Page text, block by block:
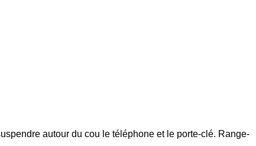
autour du cou le téléphone et le porte-clé. Range-